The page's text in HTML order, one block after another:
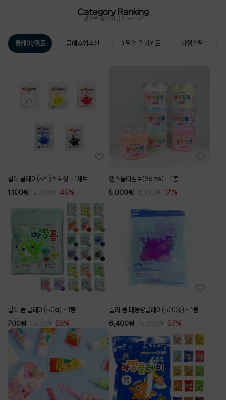
Category Ranking
옆으로 슬라이딩 해보세요!
클레이/점토 공예수업추천 이달의 인기키트 가정의달
컬러 클레이(5색)소포장 - 1세트
1,100원 2,000원 45%
핸즈놀이점토(3size) - 1봉
5,000원 6,000원 17%
컬러 폼 클레이(50g) - 1봉
700원 1,500원 53%
컬러 폼 대용량클레이(500g) - 1봉
6,400원 15,000원 57%